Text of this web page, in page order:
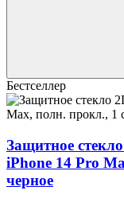
Бестселлер
Защитное
iPhone 14 Pro
черное